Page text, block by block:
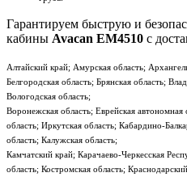
Гарантируем быструю и
кабины Avacan EM4510 с
Алтайский край; Амурская область;
Белгородская область; Брянская область;
Вологодская область;
Воронежская область; Еврейская автономная
область; Иркутская область; Кабардино-
область; Калужская область;
Камчатский край; Карачаево-Черкесская
область; Костромская область;